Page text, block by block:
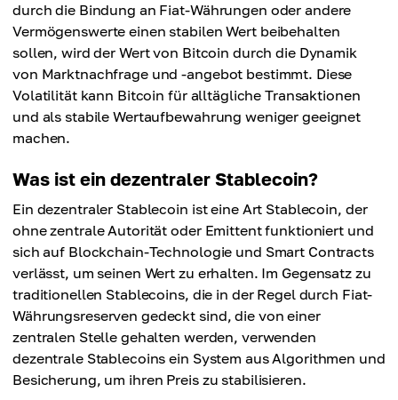
durch die Bindung an Fiat-Währungen oder andere
Vermögenswerte einen stabilen Wert beibehalten
sollen, wird der Wert von Bitcoin durch die Dynamik
von Marktnachfrage und -angebot bestimmt. Diese
Volatilität kann Bitcoin für alltägliche Transaktionen
und als stabile Wertaufbewahrung weniger geeignet
machen.
Was ist ein dezentraler Stablecoin?
Ein dezentraler Stablecoin ist eine Art Stablecoin, der
ohne zentrale Autorität oder Emittent funktioniert und
sich auf Blockchain-Technologie und Smart Contracts
verlässt, um seinen Wert zu erhalten. Im Gegensatz zu
traditionellen Stablecoins, die in der Regel durch Fiat-
Währungsreserven gedeckt sind, die von einer
zentralen Stelle gehalten werden, verwenden
dezentrale Stablecoins ein System aus Algorithmen und
Besicherung, um ihren Preis zu stabilisieren.